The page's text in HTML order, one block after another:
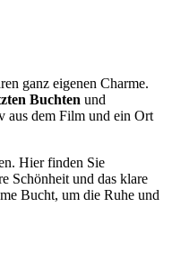
ganz eigenen Charme.
Buchten und
aus dem Film und ein Ort
Hier finden Sie
Schönheit und das klare
Bucht, um die Ruhe und